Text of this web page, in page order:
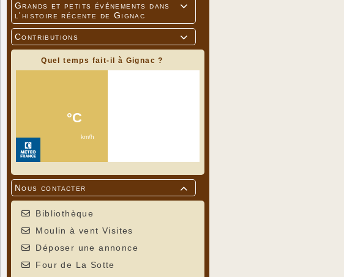

Grands et petits événements dans
l'histoire récente de Gignac

Contributions
Quel temps fait-il à Gignac ?

Nous contacter
Bibliothèque
Moulin à vent Visites
Déposer une annonce
Four de La Sotte